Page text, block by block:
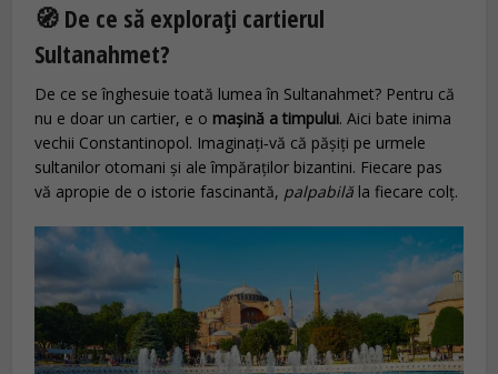
🧭 De ce să explorați cartierul
Sultanahmet?
De ce se înghesuie toată lumea în Sultanahmet? Pentru că
nu e doar un cartier, e o mașină a timpului. Aici bate inima
vechii Constantinopol. Imaginați‑vă că pășiți pe urmele
sultanilor otomani și ale împăraților bizantini. Fiecare pas
vă apropie de o istorie fascinantă, palpabilă la fiecare colț.